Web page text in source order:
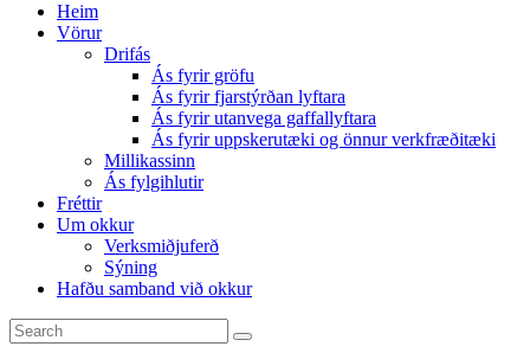
Heim
Vörur
Drifás
Ás fyrir gröfu
Ás fyrir fjarstýrðan lyftara
Ás fyrir utanvega gaffallyftara
Ás fyrir uppskerutæki og önnur verkfræðitæki
Millikassinn
Ás fylgihlutir
Fréttir
Um okkur
Verksmiðjuferð
Sýning
Hafðu samband við okkur